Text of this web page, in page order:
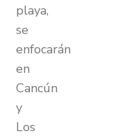
playa,
se
enfocarán
en
Cancún
y
Los